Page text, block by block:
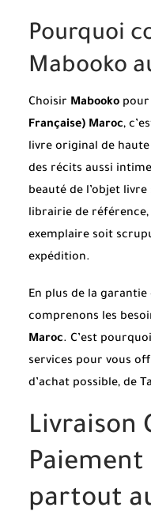
Pourquoi
Mabooko
Choisir Mabooko
Française) Maroc,
livre original de
des récits aussi
beauté de l’objet
librairie de référence,
exemplaire soit
expédition.
En plus de la
comprenons les
Maroc. C’est
services pour vous
d’achat possible, de
Livraison
Paiement
partout